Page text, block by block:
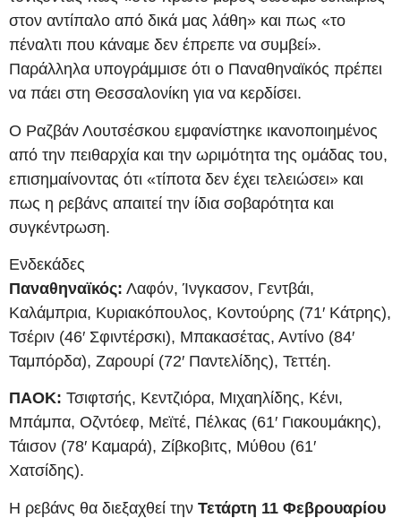
στον αντίπαλο από δικά μας λάθη» και πως «το
πέναλτι που κάναμε δεν έπρεπε να συμβεί».
Παράλληλα υπογράμμισε ότι ο Παναθηναϊκός πρέπει
να πάει στη Θεσσαλονίκη για να κερδίσει.
Ο Ραζβάν Λουτσέσκου εμφανίστηκε ικανοποιημένος
από την πειθαρχία και την ωριμότητα της ομάδας του,
επισημαίνοντας ότι «τίποτα δεν έχει τελειώσει» και
πως η ρεβάνς απαιτεί την ίδια σοβαρότητα και
συγκέντρωση.
Ενδεκάδες
Παναθηναϊκός: Λαφόν, Ίνγκασον, Γεντβάι,
Καλάμπρια, Κυριακόπουλος, Κοντούρης (71′ Κάτρης),
Τσέριν (46′ Σφιντέρσκι), Μπακασέτας, Αντίνο (84′
Ταμπόρδα), Ζαρουρί (72′ Παντελίδης), Τεττέη.
ΠΑΟΚ: Τσιφτσής, Κεντζιόρα, Μιχαηλίδης, Κένι,
Μπάμπα, Οζντόεφ, Μεϊτέ, Πέλκας (61′ Γιακουμάκης),
Τάισον (78′ Καμαρά), Ζίβκοβιτς, Μύθου (61′
Χατσίδης).
Η ρεβάνς θα διεξαχθεί την Τετάρτη 11 Φεβρουαρίου